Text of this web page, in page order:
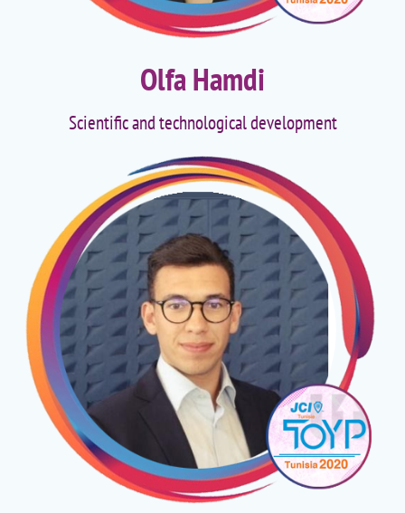
Olfa Hamdi
Scientific and technological development